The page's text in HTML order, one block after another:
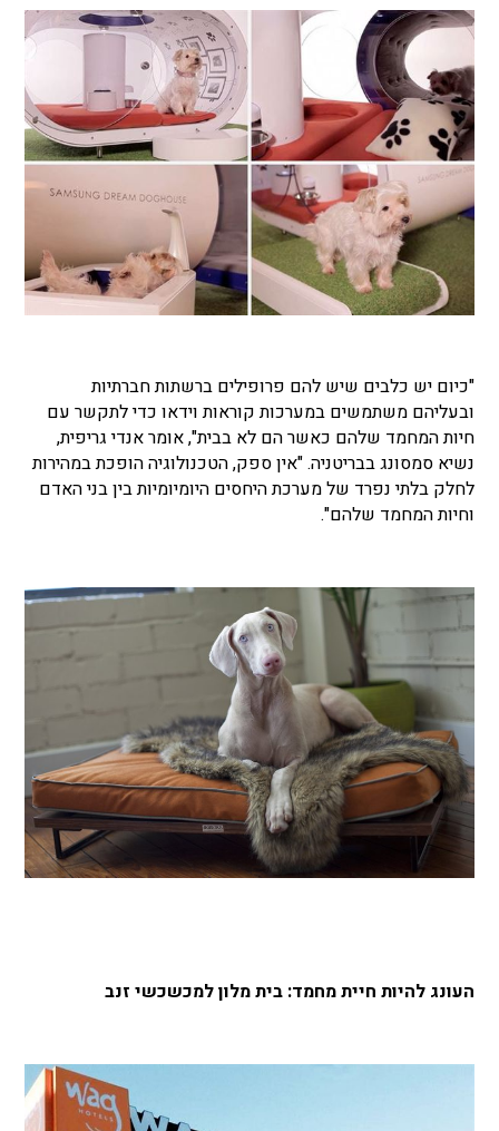
"כיום יש כלבים שיש להם פרופילים ברשתות חברתיות
ובעליהם משתמשים במערכות קוראות וידאו כדי לתקשר עם
חיות המחמד שלהם כאשר הם לא בבית", אומר אנדי גריפית,
נשיא סמסונג בבריטניה. "אין ספק, הטכנולוגיה הופכת במהירות
לחלק בלתי נפרד של מערכת היחסים היומיומיות בין בני האדם
וחיות המחמד שלהם".
העונג להיות חיית מחמד: בית מלון למכשכשי זנב